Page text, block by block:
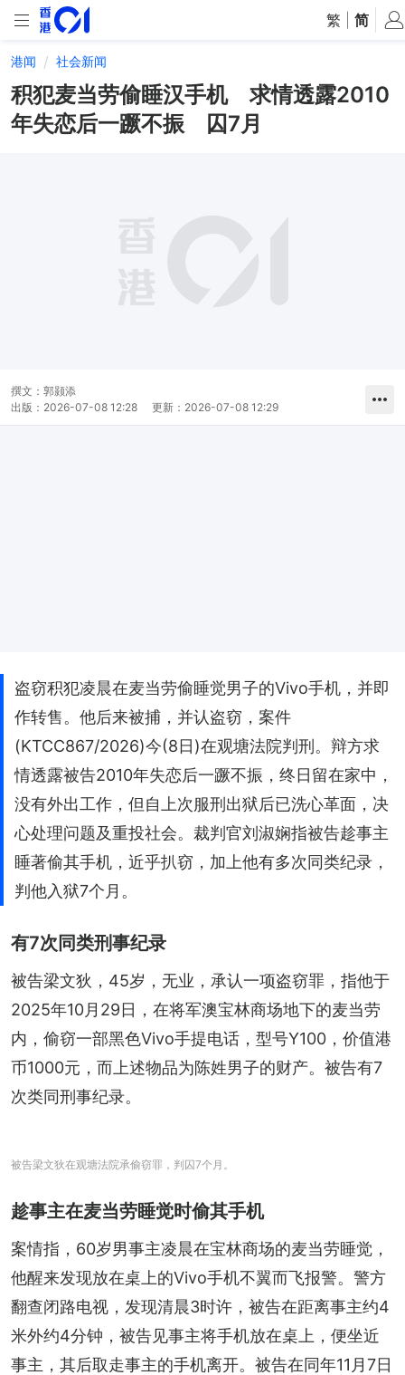
繁 简
港闻 社会新闻
积犯麦当劳偷睡汉手机 求情透露2010
年失恋后一蹶不振 囚7月
撰文： 郭颢添
出版： 2026-07-08 12:28 更新： 2026-07-08 12:29
盗窃积犯凌晨在麦当劳偷睡觉男子的Vivo手机，并即
作转售。他后来被捕，并认盗窃，案件
(KTCC867/2026)今(8日)在观塘法院判刑。辩方求
情透露被告2010年失恋后一蹶不振，终日留在家中，
没有外出工作，但自上次服刑出狱后已洗心革面，决
心处理问题及重投社会。裁判官刘淑娴指被告趁事主
睡著偷其手机，近乎扒窃，加上他有多次同类纪录，
判他入狱7个月。
有7次同类刑事纪录
被告梁文狄，45岁，无业，承认一项盗窃罪，指他于
2025年10月29日，在将军澳宝林商场地下的麦当劳
内，偷窃一部黑色Vivo手提电话，型号Y100，价值港
币1000元，而上述物品为陈姓男子的财产。被告有7
次类同刑事纪录。
被告梁文狄在观塘法院承偷窃罪，判囚7个月。
趁事主在麦当劳睡觉时偷其手机
案情指，60岁男事主凌晨在宝林商场的麦当劳睡觉，
他醒来发现放在桌上的Vivo手机不翼而飞报警。警方
翻查闭路电视，发现清晨3时许，被告在距离事主约4
米外约4分钟，被告见事主将手机放在桌上，便坐近
事主，其后取走事主的手机离开。被告在同年11月7日